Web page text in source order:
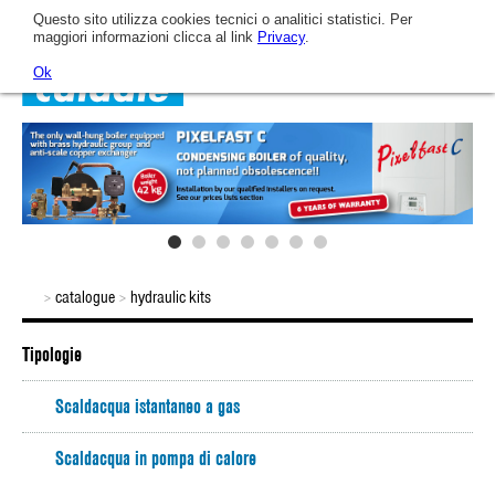
Home
Arca today
Company
AR.CA.'s technological evolution path.
The company mission
Catalogue
Photovoltaic
Wall-mounted gas boilers
Hybrid systems
Video
News & Events
> catalogue > hydraulic kits
Tipologie
Scaldacqua istantaneo a gas
Scaldacqua in pompa di calore
Questo sito utilizza cookies tecnici o analitici statistici. Per
maggiori informazioni clicca al link Privacy.
Ok